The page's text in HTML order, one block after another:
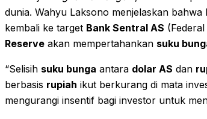
dunia. Wahyu Laksono menjelaskan bahwa
kembali ke target Bank Sentral AS
Reserve akan mempertahankan suku
“Selisih suku bunga antara dolar AS dan
berbasis rupiah ikut berkurang di mata
mengurangi insentif bagi investor untuk